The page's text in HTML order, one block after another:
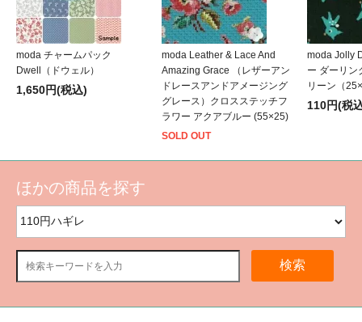
moda チャームパック
Dwell（ドウェル）
1,650円(税込)
moda Leather & Lace And
Amazing Grace （レザーアン
ドレースアンドアメージング
グレース）クロスステッチフ
ラワー アクアブルー (55×25)
SOLD OUT
moda Jolly
ー ダーリン
リーン（
110円(税
ほかの商品を探す
検索